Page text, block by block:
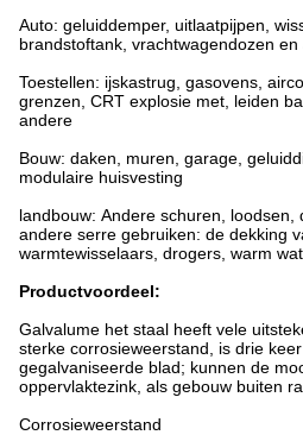
Auto: geluiddemper, uitlaatpijpen,
brandstoftank, vrachtwagendozen en
Toestellen: ijskastrug, gasovens,
grenzen, CRT explosie met, leiden
andere
Bouw: daken, muren, garage,
modulaire huisvesting
landbouw: Andere schuren, loodsen,
andere serre gebruiken: de dekking
warmtewisselaars, drogers, warm
Productvoordeel:
Galvalume het staal heeft vele
sterke corrosieweerstand, is drie
gegalvaniseerde blad; kunnen de
oppervlaktezink, als gebouw buiten
Corrosieweerstand